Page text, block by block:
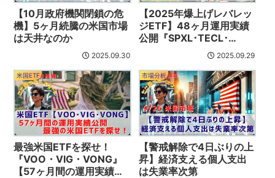
【10月政府機関閉鎖の危
機】5ヶ月続騰の米国市場
は天井なのか
2025.09.30
【2025年爆上げレバレッ
ジETF】48ヶ月運用実績
公開『SPXL･TECL･
TQQQ･SOXL』
2025.09.29
米国ETF
最強米国ETFを探せ！
『VOO・VIG・VONG』
【57ヶ月間の運用実績公
市場分析
【警戒解除で4日ぶりの上
昇】経済支える個人支出
は失業率次第